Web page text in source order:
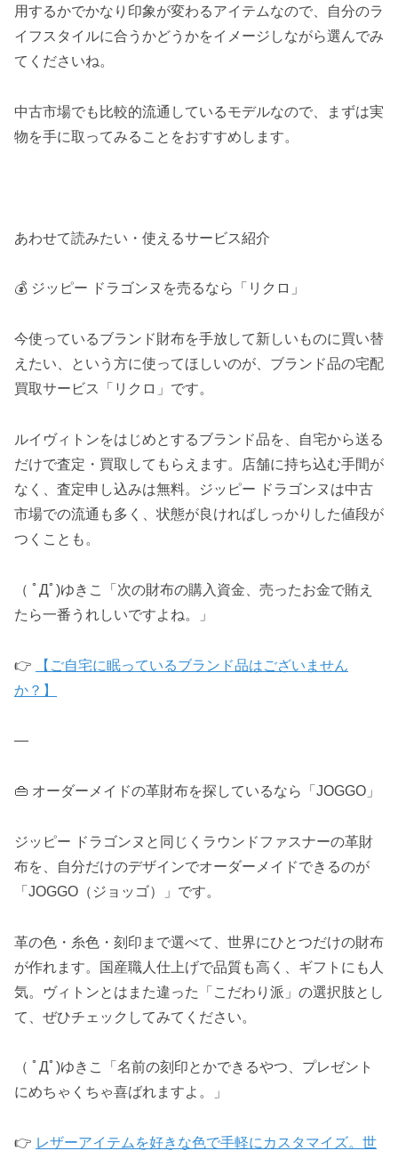
用するかでかなり印象が変わるアイテムなので、自分のラ
イフスタイルに合うかどうかをイメージしながら選んでみ
てくださいね。
中古市場でも比較的流通しているモデルなので、まずは実
物を手に取ってみることをおすすめします。
あわせて読みたい・使えるサービス紹介
💰 ジッピー ドラゴンヌを売るなら「リクロ」
今使っているブランド財布を手放して新しいものに買い替
えたい、という方に使ってほしいのが、ブランド品の宅配
買取サービス「リクロ」です。
ルイヴィトンをはじめとするブランド品を、自宅から送る
だけで査定・買取してもらえます。店舗に持ち込む手間が
なく、査定申し込みは無料。ジッピー ドラゴンヌは中古
市場での流通も多く、状態が良ければしっかりした値段が
つくことも。
（ ﾟДﾟ)ゆきこ「次の財布の購入資金、売ったお金で賄え
たら一番うれしいですよね。」
👉
【ご自宅に眠っているブランド品はございません
か？】
—
👜 オーダーメイドの革財布を探しているなら「JOGGO」
ジッピー ドラゴンヌと同じくラウンドファスナーの革財
布を、自分だけのデザインでオーダーメイドできるのが
「JOGGO（ジョッゴ）」です。
革の色・糸色・刻印まで選べて、世界にひとつだけの財布
が作れます。国産職人仕上げで品質も高く、ギフトにも人
気。ヴィトンとはまた違った「こだわり派」の選択肢とし
て、ぜひチェックしてみてください。
（ ﾟДﾟ)ゆきこ「名前の刻印とかできるやつ、プレゼント
にめちゃくちゃ喜ばれますよ。」
👉 レザーアイテムを好きな色で手軽にカスタマイズ。世